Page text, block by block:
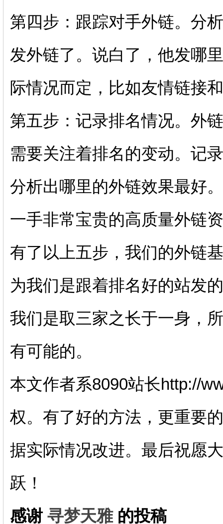
第四步：跟踪对手外链。分
发外链了。说白了，他发哪
际情况而定，比如友情链接
第五步：记录排名情况。外
需要关注着排名的变动。记
分析出哪里的外链效果最好
一手非常宝贵的高质量外链
有了以上五步，我们的外链
为我们是跟着排名好的站发
我们是取三家之长于一身，
有可能的。
本文作者系8090站长http://
权。有了好的方法，更重要
据实际情况改进。最后祝愿
跃！
感谢 寻梦天雅的投稿